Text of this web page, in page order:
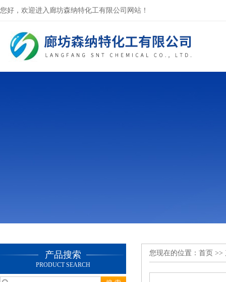
您好，欢迎进入廊坊森纳特化工有限公司网站！
产品搜索
PRODUCT SEARCH
您现在的位置： 首页 >>